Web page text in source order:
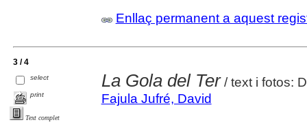
Enllaç permanent a aquest
3 / 4
select
print
Text complet
La Gola del Ter/ text i fotos:
Fajula Jufré, David